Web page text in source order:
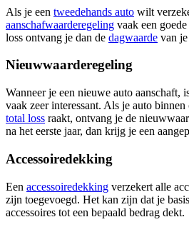
Als je een tweedehands auto wilt
aanschafwaarderegeling vaak een
loss ontvang je dan de dagwaarde van
Nieuwwaarderegeling
Wanneer je een nieuwe auto aanschaft,
vaak zeer interessant. Als je auto
total loss raakt, ontvang je de
na het eerste jaar, dan krijg je een
Accessoiredekking
Een accessoiredekking verzekert alle
zijn toegevoegd. Het kan zijn dat je
accessoires tot een bepaald bedrag dekt.